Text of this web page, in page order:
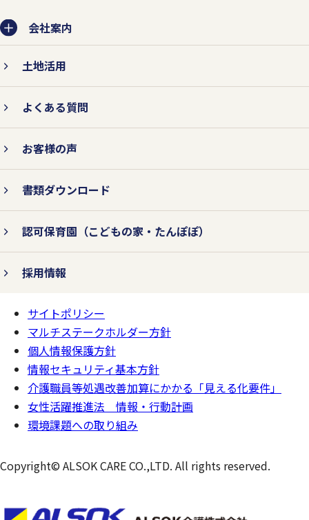
会社案内
土地活用
よくある質問
お客様の声
書類ダウンロード
認可保育園 （こどもの家・たんぽぽ）
採用情報
ページの
一番上へ
サイトポリシー
マルチステークホルダー方針
個人情報保護方針
情報セキュリティ基本方針
介護職員等処遇改善加算にかかる「見える化要件」
女性活躍推進法 情報・行動計画
環境課題への取り組み
Copyright© ALSOK CARE CO.,LTD. All rights reserved.